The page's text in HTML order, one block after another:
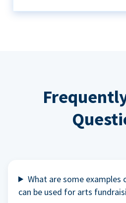
What are some examples
can be used for arts